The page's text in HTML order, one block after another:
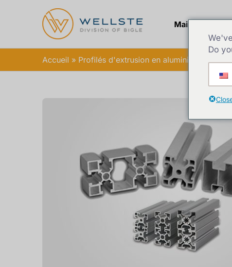
Maison
Accueil Profilés d'extrusion en aluminium
Do